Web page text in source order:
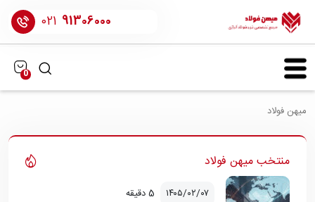
021 91306000
0
میهن فولاد
منتخب میهن فولاد
۱۴۰۵/۰۲/۰۷ 5 دقیقه